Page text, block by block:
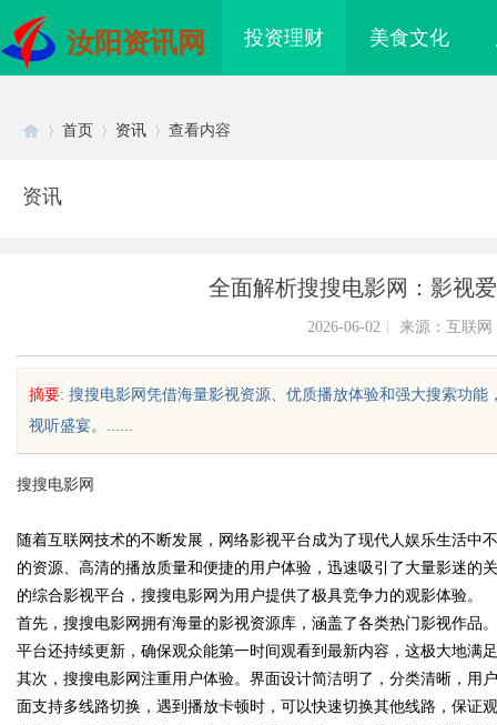
汝阳资讯网 投资理财 美食文化
uz
首页 资讯 查看内容
资讯
全面解析搜搜电影网：影视
2026-06-02 来源：互联网
摘要: 搜搜电影网凭借海量影视资源、优质播放体验和强大搜索功
视听盛宴。......
搜搜电影网
随着互联网技术的不断发展，网络影视平台成为了现代人娱乐生活中
的资源、高清的播放质量和便捷的用户体验，迅速吸引了大量影迷的
的综合影视平台，搜搜电影网为用户提供了极具竞争力的观影体验。
首先，搜搜电影网拥有海量的影视资源库，涵盖了各类热门影视作品
平台还持续更新，确保观众能第一时间观看到最新内容，这极大地满
其次，搜搜电影网注重用户体验。界面设计简洁明了，分类清晰，用
面支持多线路切换，遇到播放卡顿时，可以快速切换其他线路，保证
看电影的多种途径